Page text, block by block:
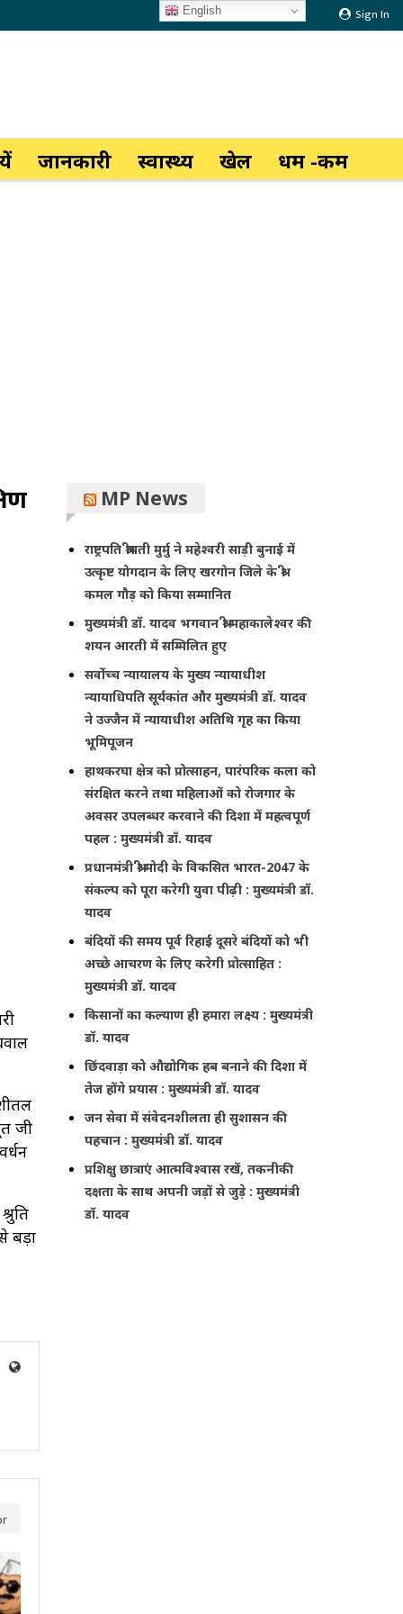
Sign In
जानकारी स्वास्थ्य खेल धर्म -कर्म
जी
बड़ा
MP News
राष्ट्रपति श्रीमती मुर्मु ने महेश्वरी साड़ी बुनाई में
उत्कृष्ट योगदान के लिए खरगोन जिले के श्री
कमल गौड़ को किया सम्मानित
मुख्यमंत्री डॉ. यादव भगवान श्री महाकालेश्‍वर की
शयन आरती में सम्मिलित हुए
सर्वोच्च न्यायालय के मुख्‍य न्‍यायाधीश
न्यायाधिपति सूर्यकांत और मुख्यमंत्री डॉ. यादव
ने उज्जैन में न्यायाधीश अतिथि गृह का किया
भूमिपूजन
हाथकरघा क्षेत्र को प्रोत्साहन, पारंपरिक कला को
संरक्षित करने तथा महिलाओं को रोजगार के
अवसर उपलब्धर करवाने की दिशा में महत्वपूर्ण
पहल : मुख्यमंत्री डॉ. यादव
प्रधानमंत्री श्री मोदी के विकसित भारत-2047 के
संकल्प को पूरा करेगी युवा पीढ़ी : मुख्यमंत्री डॉ.
यादव
बंदियों की समय पूर्व रिहाई दूसरे बंदियों को भी
अच्छे आचरण के लिए करेगी प्रोत्साहित :
मुख्यमंत्री डॉ. यादव
किसानों का कल्याण ही हमारा लक्ष्य : मुख्यमंत्री
डॉ. यादव
छिंदवाड़ा को औद्योगिक हब बनाने की दिशा में
तेज होंगे प्रयास : मुख्यमंत्री डॉ. यादव
जन सेवा में संवेदनशीलता ही सुशासन की
पहचान : मुख्यमंत्री डॉ. यादव
प्रशिक्षु छात्राएं आत्मविश्वास रखें, तकनीकी
दक्षता के साथ अपनी जड़ों से जुड़े : मुख्यमंत्री
डॉ. यादव
English